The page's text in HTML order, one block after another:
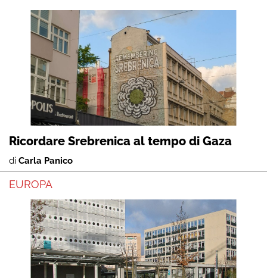
Ricordare Srebrenica al tempo di Gaza
di Carla Panico
EUROPA